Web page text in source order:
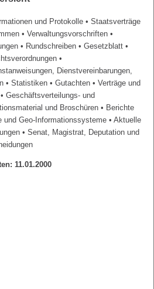
und Protokolle • Staatsverträge
• Verwaltungsvorschriften •
• Rundschreiben • Gesetzblatt •
•
Dienstvereinbarungen,
• Statistiken • Gutachten • Verträge und
• Geschäftsverteilungs- und
und Broschüren • Berichte
und Geo-Informationssysteme • Aktuelle
• Senat, Magistrat, Deputation und
11.01.2000